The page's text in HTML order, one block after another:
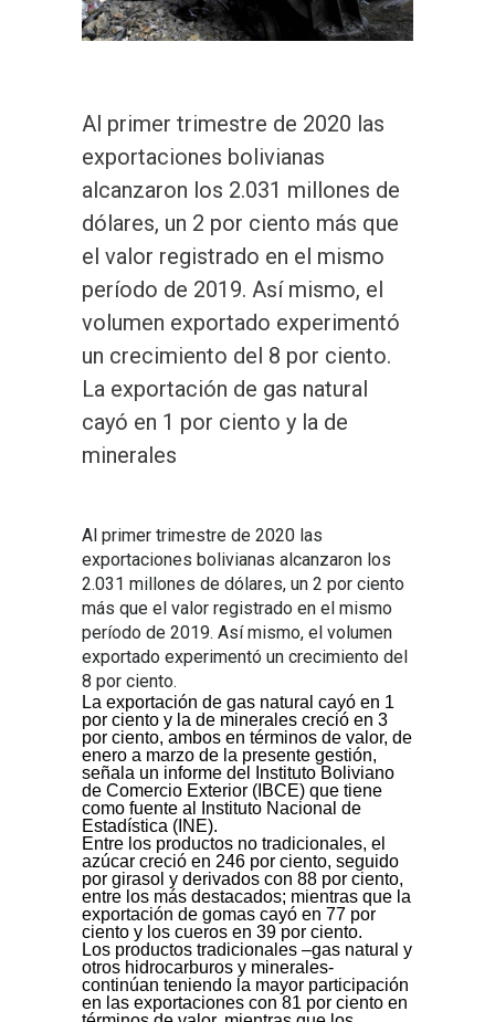
Al primer trimestre de 2020 las
exportaciones bolivianas
alcanzaron los 2.031 millones de
dólares, un 2 por ciento más que
el valor registrado en el mismo
período de 2019. Así mismo, el
volumen exportado experimentó
un crecimiento del 8 por ciento.
La exportación de gas natural
cayó en 1 por ciento y la de
minerales
Al primer trimestre de 2020 las
exportaciones bolivianas alcanzaron los
2.031 millones de dólares, un 2 por ciento
más que el valor registrado en el mismo
período de 2019. Así mismo, el volumen
exportado experimentó un crecimiento del
8 por ciento.
La exportación de gas natural cayó en 1
por ciento y la de minerales creció en 3
por ciento, ambos en términos de valor, de
enero a marzo de la presente gestión,
señala un informe del Instituto Boliviano
de Comercio Exterior (IBCE) que tiene
como fuente al Instituto Nacional de
Estadística (INE).
Entre los productos no tradicionales, el
azúcar creció en 246 por ciento, seguido
por girasol y derivados con 88 por ciento,
entre los más destacados; mientras que la
exportación de gomas cayó en 77 por
ciento y los cueros en 39 por ciento.
Los productos tradicionales –gas natural y
otros hidrocarburos y minerales-
continúan teniendo la mayor participación
en las exportaciones con 81 por ciento en